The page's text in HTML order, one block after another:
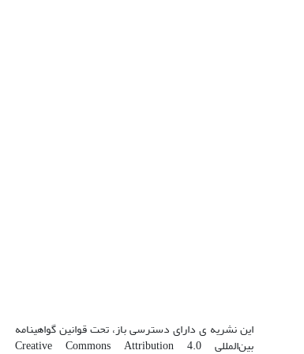
این نشریه ی دارای دسترسی باز، تحت قوانین گواهینامه
بین‌المللی Creative Commons Attribution 4.0